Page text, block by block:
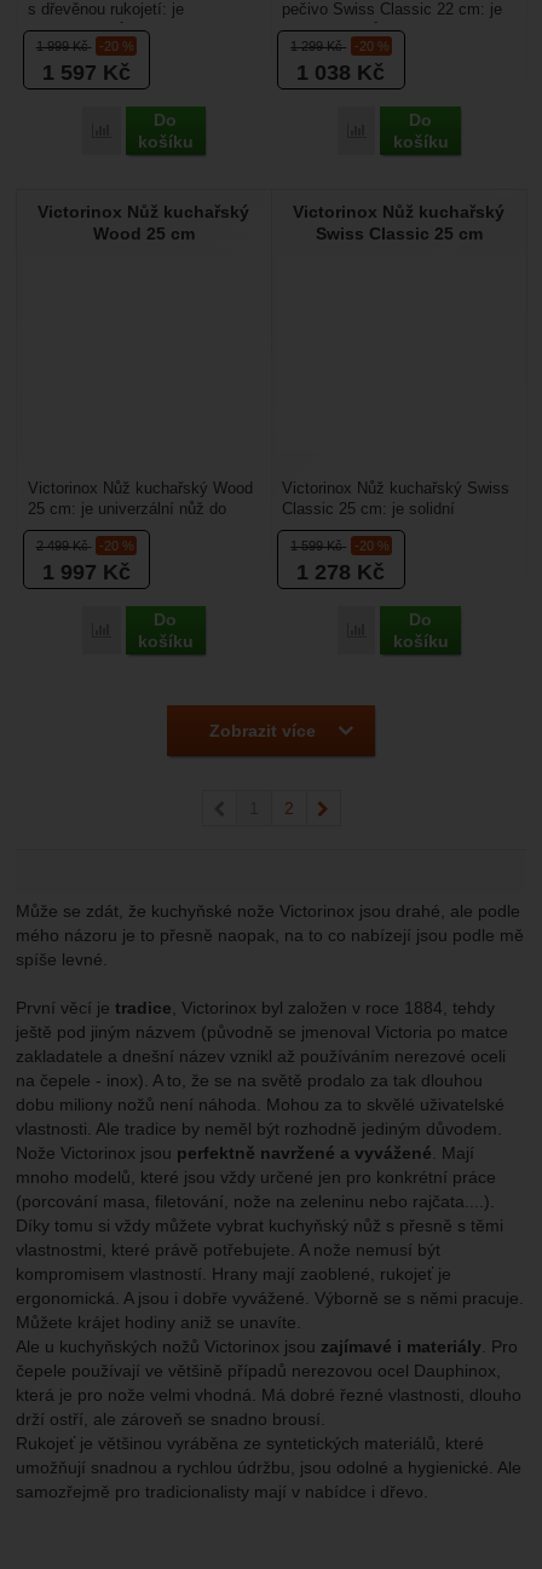
1 999Kč -20 %
1 597 Kč
Přidat 'Victorinox Nůž na chleba 22 cm s dřevěnou rukojetí'
Do
košíku
s dřevěnou rukojetí: je
kuchyňský nůž určený pro
krájení chleba nebo obecně...
1 299Kč -20 %
1 038 Kč
Přidat 'Victorinox Nůž
Do
košíku
pečivo Swiss Classic 22 cm: je
kuchyňský nůž určený pro
krájení chleba nebo...
Victorinox Nůž kuchařský
Wood 25 cm
2 499Kč -20 %
1 997 Kč
Přidat 'Victorinox Nůž kuchařský Wood 25 cm' k porovnání
Do
košíku
Victorinox Nůž kuchařský Wood
25 cm: je univerzální nůž do
kuchyně určený pro řezání
čhokoliv co je na...
Victorinox Nůž kuchařský
Swiss Classic 25 cm
1 599Kč -20 %
1 278 Kč
Přidat 'Victorinox Nůž
Do
košíku
Victorinox Nůž kuchařský Swiss
Classic 25 cm: je solidní
kuchyňský nůž určený pro práci
v kuchyni. Délka...
Zobrazit více
předchozí
2
Může se zdát, že kuchyňské nože Victorinox jsou drahé, ale podle
mého názoru je to přesně naopak, na to co nabízejí jsou podle mě
spíše levné.
První věcí jetradice , Victorinox byl založen v roce 1884, tehdy
ještě pod jiným názvem (původně se jmenoval Victoria po matce
zakladatele a dnešní název vznikl až používáním nerezové oceli
na čepele - inox). A to, že se na světě prodalo za tak dlouhou
dobu miliony nožů není náhoda. Mohou za to skvělé uživatelské
vlastnosti. Ale tradice by neměl být rozhodně jediným důvodem.
Nože Victorinox jsou perfektně navržené a vyvážené . Mají
mnoho modelů, které jsou vždy určené jen pro konkrétní práce
(porcování masa, filetování, nože na zeleninu nebo rajčata....).
Díky tomu si vždy můžete vybrat kuchyňský nůž s přesně s těmi
vlastnostmi, které právě potřebujete. A nože nemusí být
kompromisem vlastností. Hrany mají zaoblené, rukojeť je
ergonomická. A jsou i dobře vyvážené. Výborně se s němi pracuje.
Můžete krájet hodiny aniž se unavíte.
Ale u kuchyňských nožů Victorinox jsou zajímavé i materiály . Pro
čepele používají ve většině případů nerezovou ocel Dauphinox,
která je pro nože velmi vhodná. Má dobré řezné vlastnosti, dlouho
drží ostří, ale zároveň se snadno brousí.
Rukojeť je většinou vyráběna ze syntetických materiálů, které
umožňují snadnou a rychlou údržbu, jsou odolné a hygienické. Ale
samozřejmě pro tradicionalisty mají v nabídce i dřevo.